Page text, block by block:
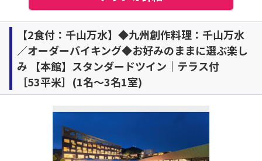
【2食付：千山万水】◆九州創作料理：千山万水
／オーダーバイキング◆お好みのままに選ぶ楽し
み 【本館】スタンダードツイン｜テラス付
［53平米］(1名～3名1室)